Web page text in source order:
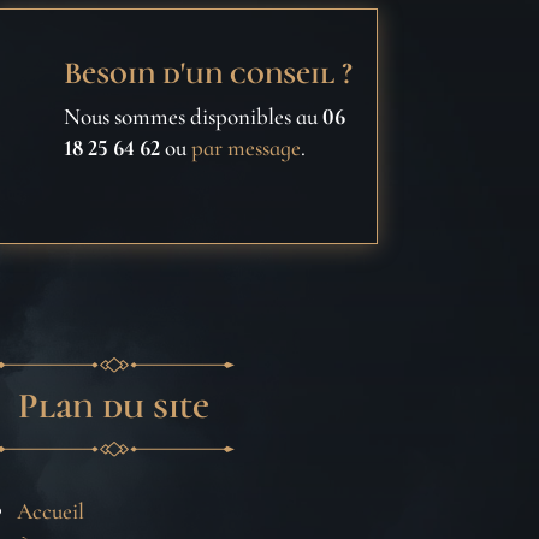
Besoin d'un conseil ?
Nous sommes disponibles au06
18 25 64 62oupar message.
Plan du site
Accueil